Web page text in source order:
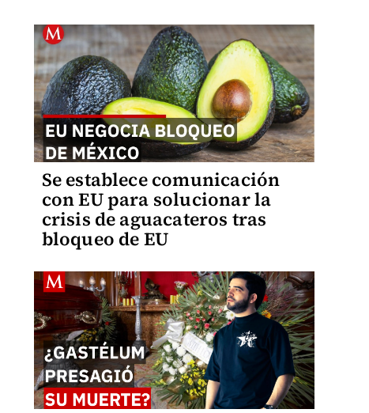
Se establece comunicación
con EU para solucionar la
crisis de aguacateros tras
bloqueo de EU